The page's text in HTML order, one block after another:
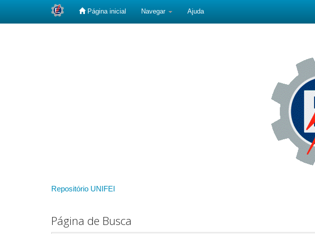
Página inicial Navegar Ajuda
Repositório UNIFEI
Página de Busca